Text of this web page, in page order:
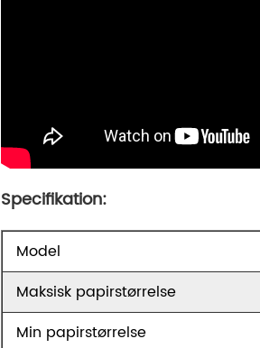
Specifikation:
Model
Maksisk papirstørrelse
Min papirstørrelse